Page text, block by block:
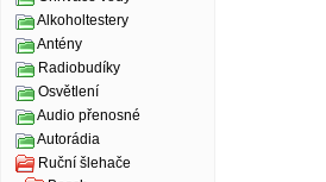
Alkoholtestery
Antény
Radiobudíky
Osvětlení
Audio přenosné
Autorádia
Ruční šlehače